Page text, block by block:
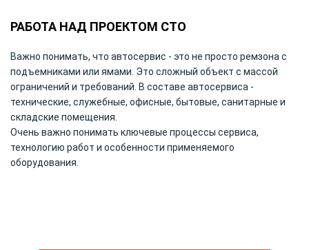
РАБОТА НАД ПРОЕКТОМ СТО
Важно понимать, что автосервис - это не просто ремзона с
подъемниками или ямами. Это сложный объект с массой
ограничений и требований. В составе автосервиса -
технические, служебные, офисные, бытовые, санитарные и
складские помещения.
Очень важно понимать ключевые процессы сервиса,
технологию работ и особенности применяемого
оборудования.